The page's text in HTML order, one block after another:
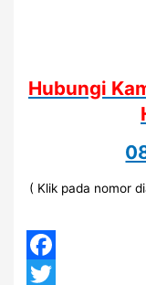
Hubungi
( Klik pada nomor
Facebook